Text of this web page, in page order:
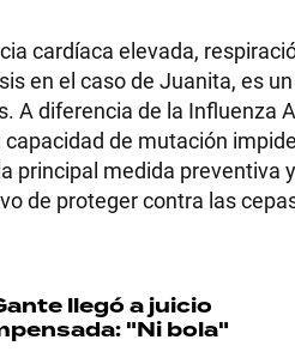
cardíaca elevada,
en el caso de Juanita, es
diferencia de la Influenza
de mutación
principal medida preventiva
de proteger contra las
llegó a juicio
"Ni bola"